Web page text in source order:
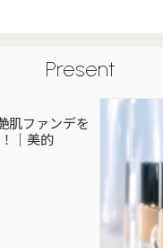
Present
肌ファンデを
｜美的